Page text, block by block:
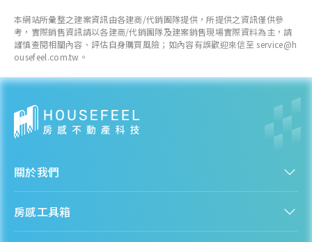
本網站所彙整之建案資訊由各建商/代銷團隊提供，所提供之資訊僅供參
考，實際銷售資訊請以各建商/代銷團隊及建案銷售現場實際資料為主，請
謹慎查閱相關內容、評估自身購買風險；如內容有誤歡迎來信至 service@h
ousefeel.com.tw。
關於我們
人才招募
房感工具箱